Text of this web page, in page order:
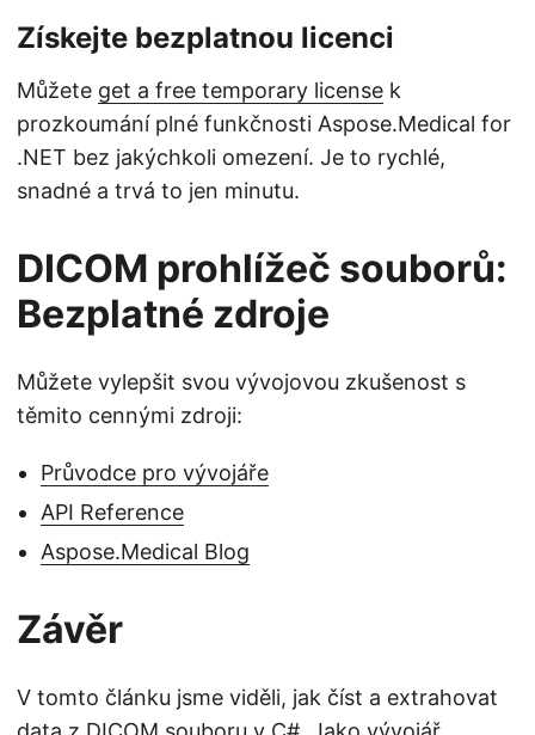
Získejte bezplatnou licenci
Můžete get a free temporary license k
prozkoumání plné funkčnosti Aspose.Medical for
.NET bez jakýchkoli omezení. Je to rychlé,
snadné a trvá to jen minutu.
DICOM prohlížeč souborů:
Bezplatné zdroje
Můžete vylepšit svou vývojovou zkušenost s
těmito cennými zdroji:
Průvodce pro vývojáře
API Reference
Aspose.Medical Blog
Závěr
V tomto článku jsme viděli, jak číst a extrahovat